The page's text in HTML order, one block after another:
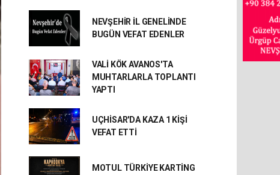
NEVŞEHİR İL GENELİNDE
BUGÜN VEFAT EDENLER
VALİ KÖK AVANOS'TA
MUHTARLARLA TOPLANTI
YAPTI
UÇHİSAR'DA KAZA 1 KİŞİ
VEFAT ETTİ
MOTUL TÜRKİYE KARTİNG